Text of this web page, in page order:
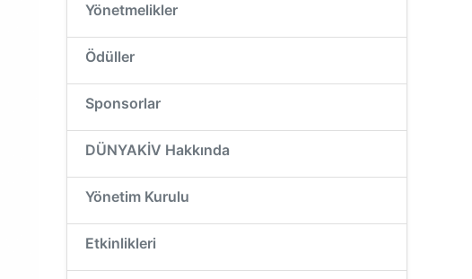
Yönetmelikler
Ödüller
Sponsorlar
DÜNYAKİV Hakkında
Yönetim Kurulu
Etkinlikleri